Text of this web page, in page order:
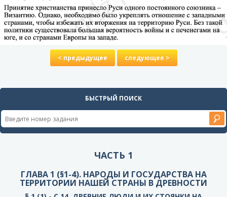
< предыдущее следующее >
БЫСТРЫЙ ПОИСК
ЧАСТЬ 1
ГЛАВА 1 (§1-4). НАРОДЫ И ГОСУДАРСТВА НА
ТЕРРИТОРИИ НАШЕЙ СТРАНЫ В ДРЕВНОСТИ